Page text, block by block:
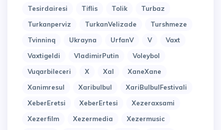
Tesirdairesi
Tiflis Tolik
Turbaz
Turkanperviz
TurkanVelizade
Turshmeze
Tvinninq
Ukrayna UrfanV V
Vaxt
Vaxtigeldi
VladimirPutin
Voleybol
Vuqarbileceri
X Xal
XaneXane
Xanimresul
Xaribulbul
XariBulbulFestivali
XeberEretsi
XeberErtesi
Xezeraxsami
Xezerfilm
Xezermedia
Xezermusic